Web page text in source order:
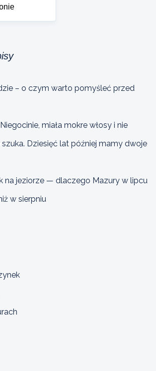
– o czym warto pomyśleć przed
miała mokre włosy i nie
szuka. Dziesięć lat później mamy dwoje
na jeziorze — dlaczego Mazury w lipcu
w sierpniu